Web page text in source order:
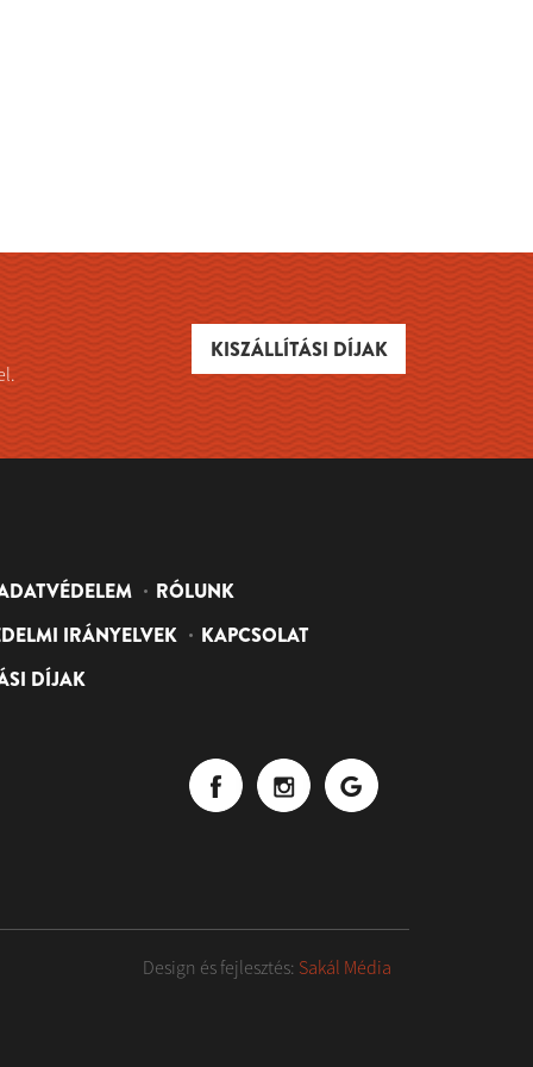
KISZÁLLÍTÁSI DÍJAK
RÓLUNK
IRÁNYELVEK
KAPCSOLAT
DÍJAK
Design és fejlesztés: Sakál Média